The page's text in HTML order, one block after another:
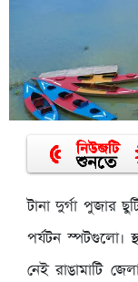
টানা দুর্গা পুজার
পর্যটন স্পটগুলো।
নেই রাঙামাটি